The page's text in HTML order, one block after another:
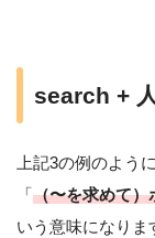
search +
上記3の例のよう
「（〜を求めて）
いう意味になりま